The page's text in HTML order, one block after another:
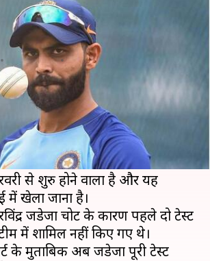
पूरी टेस्ट सीरीज
जडेजा- रिपोर्ट
Feb 10, 2021 08:46 pm
रही चार टेस्ट मैचों की सीरीज के
227 रनों से करारी हार झेलनी पड़ी
से शुरु होने वाला है और यह
में खेला जाना है।
जडेजा चोट के कारण पहले दो टेस्ट
के मुताबिक अब जडेजा पूरी टेस्ट